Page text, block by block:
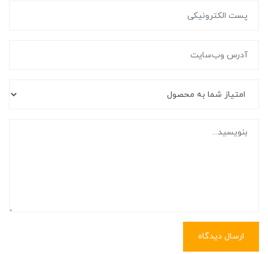
ارسال دیدگاه